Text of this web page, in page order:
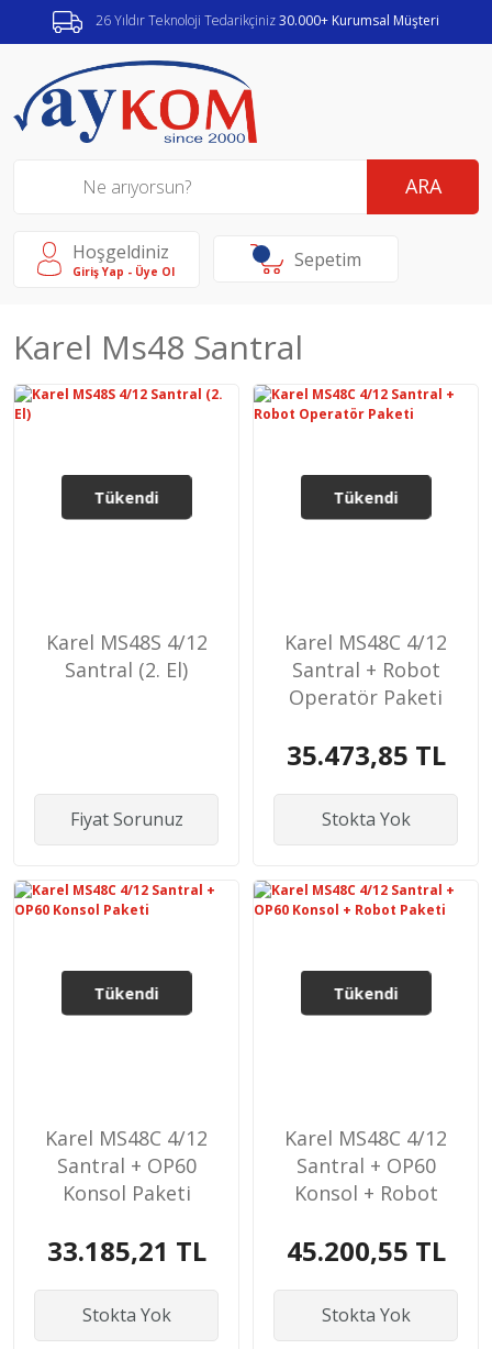
26 Yıldır Teknoloji Tedarikçiniz30.000+ Kurumsal Müşteri
ARA
Hoşgeldiniz
Giriş Yap - Üye Ol Sepetim
Karel Ms48 Santral
Tükendi
Karel MS48S 4/12
Santral (2. El)
Fiyat Sorunuz
Tükendi
Karel MS48C 4/12
Santral + Robot
Operatör Paketi
35.473,85 TL
Stokta Yok
Tükendi
Karel MS48C 4/12
Santral + OP60
Konsol Paketi
33.185,21 TL
Stokta Yok
Tükendi
Karel MS48C 4/12
Santral + OP60
Konsol + Robot
45.200,55 TL
Stokta Yok